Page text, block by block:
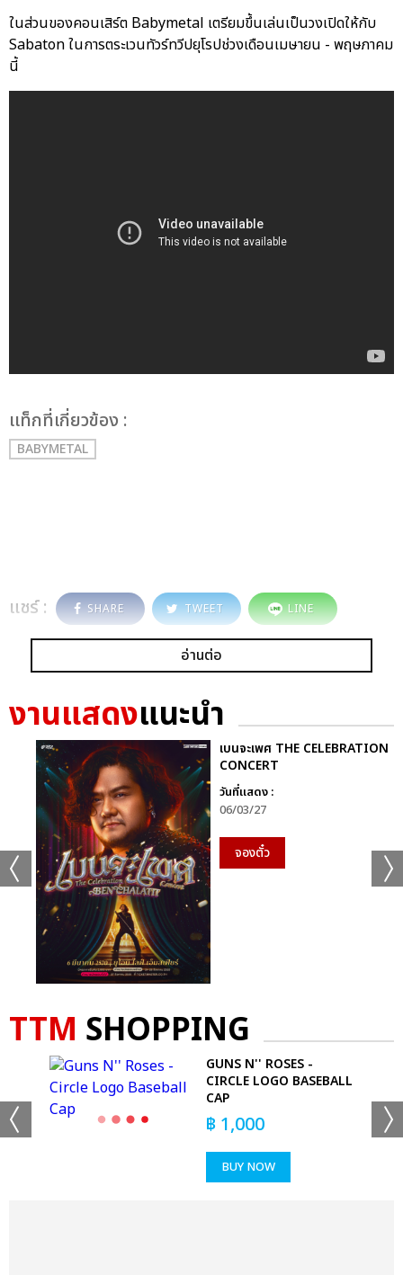
ในส่วนของคอนเสิร์ต Babymetal เตรียมขึ้นเล่นเป็นวงเปิดให้กับ
Sabaton ในการตระเวนทัวร์ทวีปยุโรปช่วงเดือนเมษายน - พฤษภาคม
นี้
เเท็กที่เกี่ยวข้อง :
BABYMETAL
แชร์ : SHARE TWEET LINE
อ่านต่อ
งานแสดงแนะนำ
เบนจะเพศ THE CELEBRATION
CONCERT
วันที่แสดง :
06/03/27
จองตั๋ว
TTM SHOPPING
GUNS N'' ROSES -
CIRCLE LOGO BASEBALL
CAP
฿ 1,000
BUY NOW